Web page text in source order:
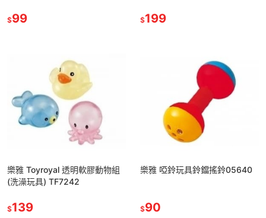
$99 $199
樂雅 Toyroyal 透明軟膠動物組
(洗澡玩具) TF7242
$139
樂雅 啞鈴玩具鈴鐺搖鈴05640
$90